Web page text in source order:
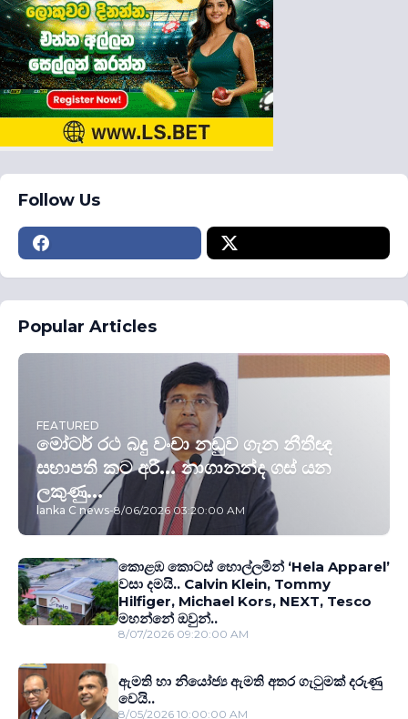
Follow Us
Popular Articles
FEATURED
මෝටර් රථ බදු වංචා නඩුව ගැන නීතීඥ
සභාපති කට අරී... නාගානන්ද ගස් යන
ලකුණු...
lanka C news-8/06/2026 03:20:00 AM
කොළඹ කොටස් හොල්ලමින් ‘Hela Apparel’
වසා දමයි.. Calvin Klein, Tommy
Hilfiger, Michael Kors, NEXT, Tesco
මහන්නේ ඔවුන්..
8/07/2026 09:20:00 AM
ඇමති හා නියෝජ්‍ය ඇමති අතර ගැටුමක් දරුණු
වෙයි..
8/05/2026 10:00:00 AM